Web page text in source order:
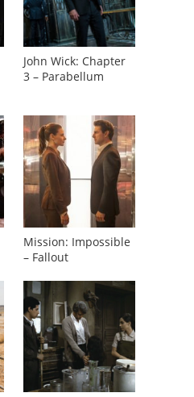
John Wick: Chapter
3 – Parabellum
Mission: Impossible
– Fallout